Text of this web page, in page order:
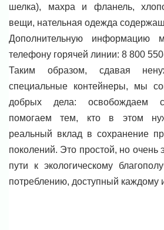
шелка), махра и фланель,
вещи, нательная одежда
Дополнительную информацию
телефону горячей линии: 8 800
Таким образом, сдавая
специальные контейнеры, мы
добрых дела: освобождаем
помогаем тем, кто в этом
реальный вклад в сохранение
поколений. Это простой, но
пути к экологическому
потреблению, доступный каждому